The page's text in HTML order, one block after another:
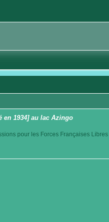
en 1934] au lac Azingo
pour les Forces Françaises Libres